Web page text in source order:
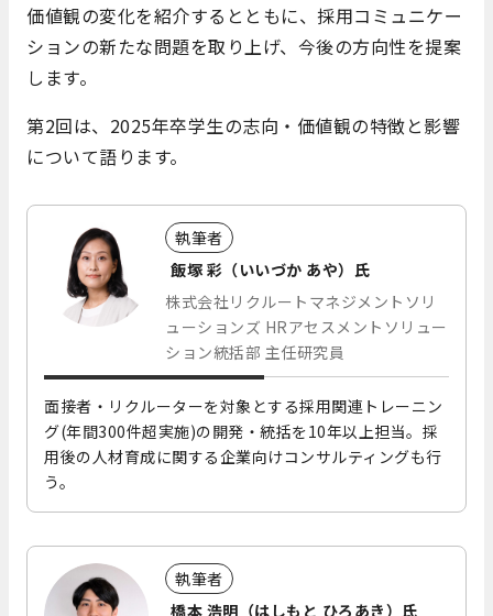
価値観の変化を紹介するとともに、採用コミュニケー
ションの新たな問題を取り上げ、今後の方向性を提案
します。
第2回は、2025年卒学生の志向・価値観の特徴と影響
について語ります。
執筆者
飯塚 彩（いいづか あや）氏
株式会社リクルートマネジメントソリ
ューションズ HRアセスメントソリュー
ション統括部 主任研究員
面接者・リクルーターを対象とする採用関連トレーニン
グ(年間300件超実施)の開発・統括を10年以上担当。採
用後の人材育成に関する企業向けコンサルティングも行
う。
執筆者
橋本 浩明（はしもと ひろあき）氏